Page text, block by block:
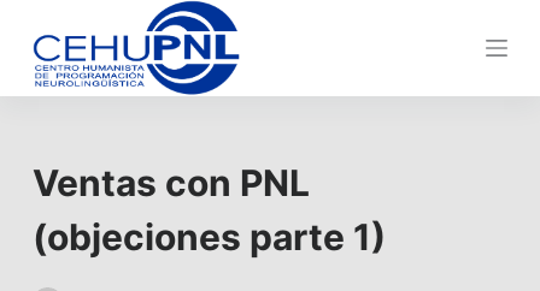
a
l
Ventas con PNL
(objeciones parte 1)